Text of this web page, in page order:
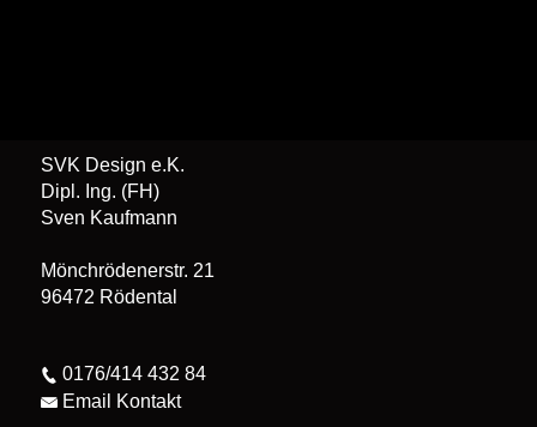
SVK Design e.K.
Dipl. Ing. (FH)
Sven Kaufmann
Mönchrödenerstr. 21
96472 Rödental
0176/414 432 84
Email Kontakt